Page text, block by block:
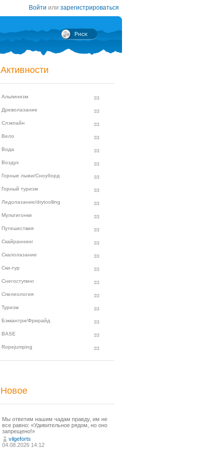
Войти или зарегистрироваться
Активности
Альпинизм
Древолазание
Слэклайн
Вело
Вода
Воздух
Горные лыжи/Сноуборд
Горный туризм
Ледолазание/drytoolling
Мультигонки
Путешествия
Скайраннинг
Скалолазание
Ски-тур
Снегоступинг
Спелеология
Туризм
Бэккантри/Фрирайд
BASE
Ropejumping
Новое
Мы ответим нашим чадам правду, им не
все равно: «Удивительное рядом, но оно
запрещено!»
vilgeforts
04.08.2026 14:12